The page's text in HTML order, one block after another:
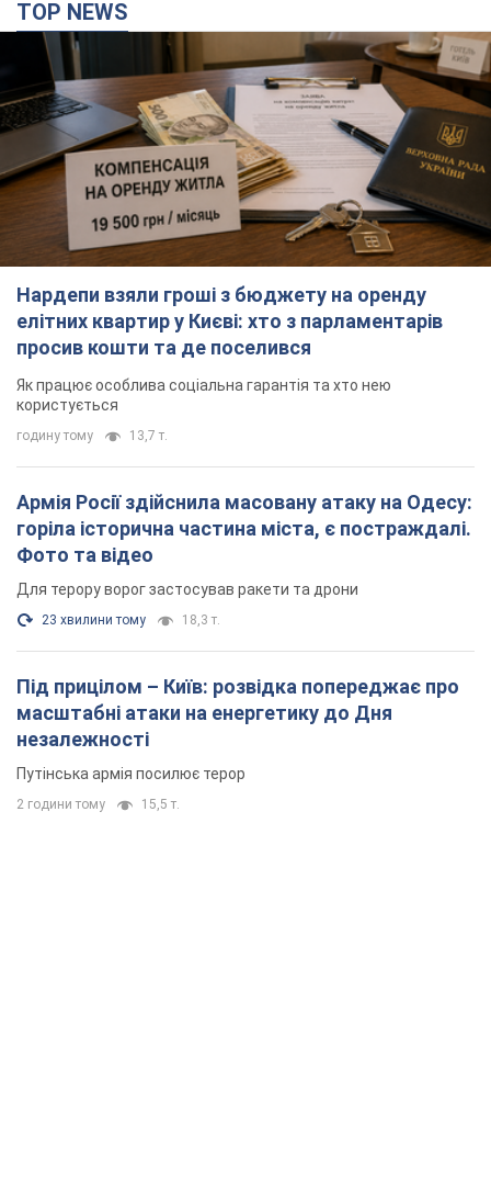
елітних квартир у Києві: хто з парламентарів
просив кошти та де поселився
Як працює особлива соціальна гарантія та хто нею
користується
годину тому 13,7 т.
Армія Росії здійснила масовану атаку на Одесу:
горіла історична частина міста, є постраждалі.
Фото та відео
Для терору ворог застосував ракети та дрони
23 хвилини тому 18,3 т.
Під прицілом – Київ: розвідка попереджає про
масштабні атаки на енергетику до Дня
незалежності
Путінська армія посилює терор
2 години тому 15,5 т.